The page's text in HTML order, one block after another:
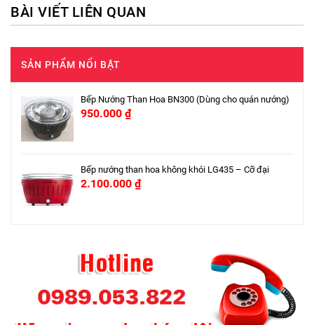
BÀI VIẾT LIÊN QUAN
SẢN PHẨM NỔI BẬT
Bếp Nướng Than Hoa BN300 (Dùng cho quán nướng)
950.000 ₫
Bếp nướng than hoa không khói LG435 – Cỡ đại
2.100.000 ₫